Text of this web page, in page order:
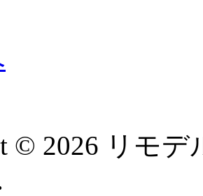
© 2026 リモデ